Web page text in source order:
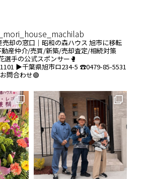
売却の窓口｜昭和の森ハウス 旭市に移転
動産仲介/売買/新築/売却査定/相続対策
選手の公式スポンサー🥊
▶︎千葉県旭市ロ234-5 ☎️0479-85-5531
問合わせ🟢